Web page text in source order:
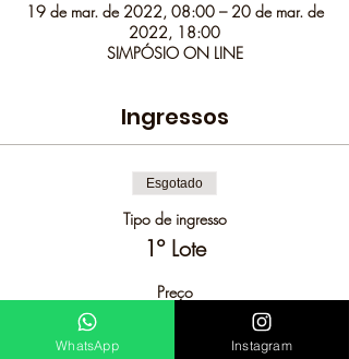
19 de mar. de 2022, 08:00 – 20 de mar. de
2022, 18:00
SIMPÓSIO ON LINE
Ingressos
Esgotado
Tipo de ingresso
1º Lote
Preço
+ R$ 3,00 de taxa de serviço de ingresso
WhatsApp Instagram